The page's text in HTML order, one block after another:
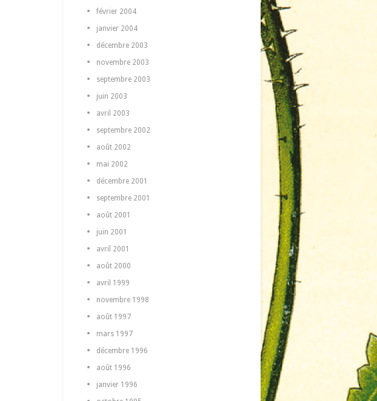
février 2004
janvier 2004
décembre 2003
novembre 2003
septembre 2003
juin 2003
avril 2003
septembre 2002
août 2002
mai 2002
décembre 2001
septembre 2001
août 2001
juin 2001
avril 2001
août 2000
avril 1999
novembre 1998
août 1997
mars 1997
décembre 1996
août 1996
janvier 1996